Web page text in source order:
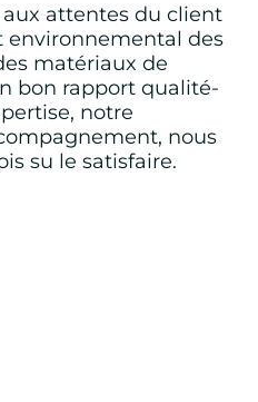
attentes du client
environnemental des
matériaux de
bon rapport qualité-
notre
nous
su le satisfaire.